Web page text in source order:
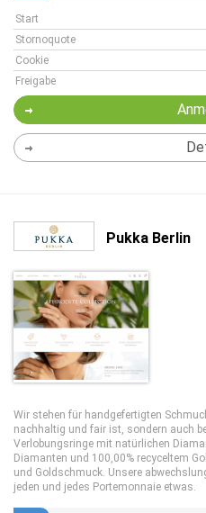
Start
Stornoquote
Cookie
Freigabe
Pukka Berlin
Wir stehen für handgefertigten
nachhaltig und fair ist, sondern auch
Verlobungsringe mit natürlichen
Diamanten und 100,00% recyceltem
und Goldschmuck. Unsere
jeden und jedes Portemonnaie etwas.